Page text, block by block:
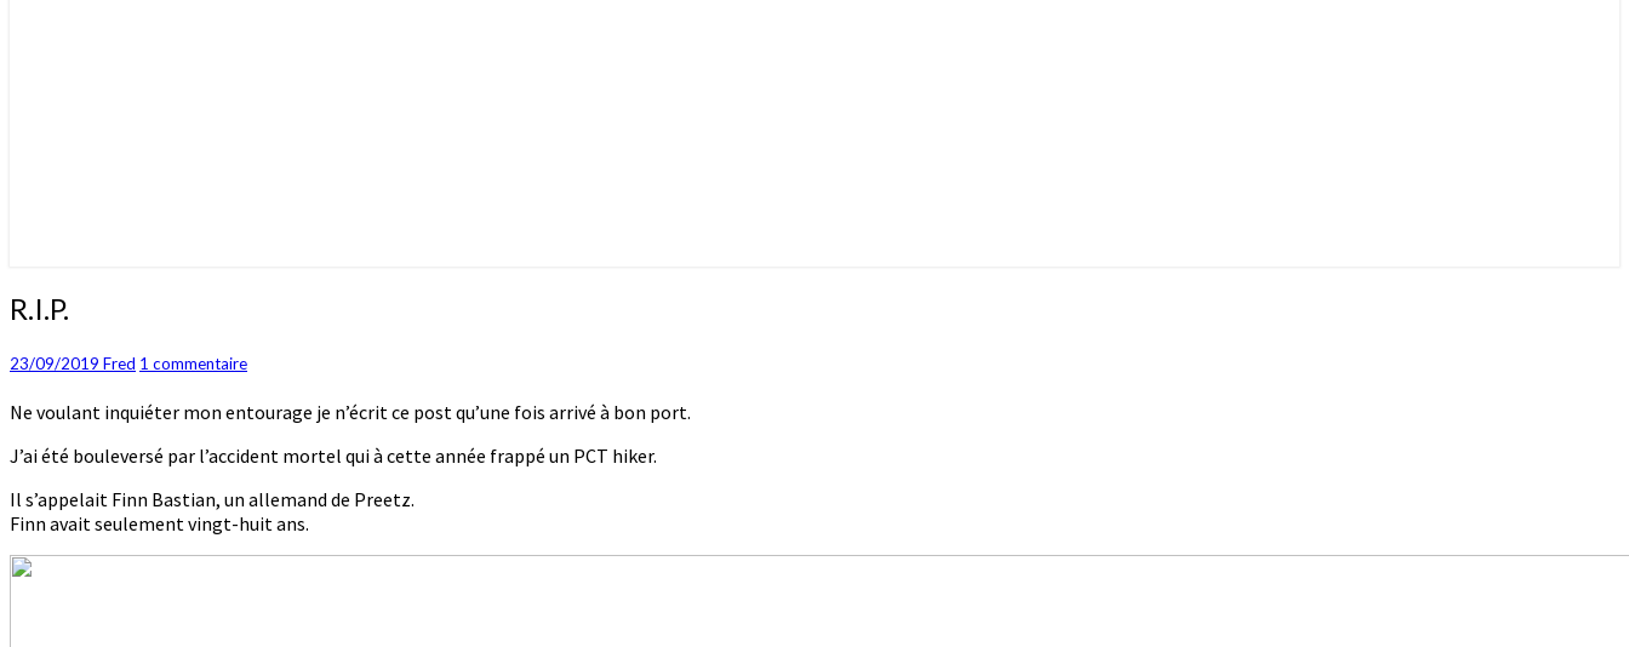
R.I.P.
R.I.P.
23/09/2019 Fred Commentaires
1 commentaire
Ne voulant inquiéter mon entourage je n’écrit ce post qu’une fois arrivé à bon port.
J’ai été bouleversé par l’accident mortel qui à cette année frappé un PCT hiker.
Il s’appelait Finn Bastian, un allemand de Preetz.
Finn avait seulement vingt-huit ans.